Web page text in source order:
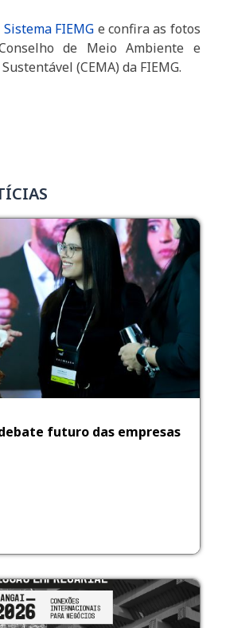
FIEMG e confira as fotos
de Meio Ambiente e
(CEMA) da FIEMG.
debate futuro das empresas